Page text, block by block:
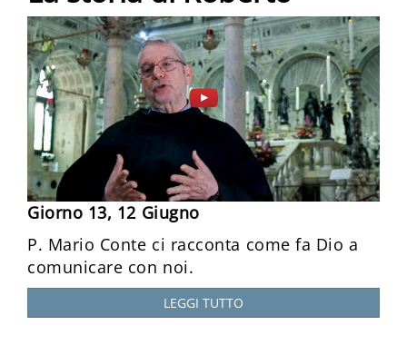
Giorno 13, 12 Giugno
P. Mario Conte ci racconta come fa Dio a
comunicare con noi.
LEGGI TUTTO